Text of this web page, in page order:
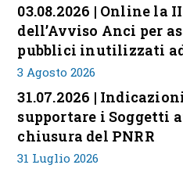
03.08.2026 | Online la
dell’Avviso Anci per
pubblici inutilizzati
3 Agosto 2026
31.07.2026 |
supportare i Soggetti
chiusura del PNRR
31 Luglio 2026